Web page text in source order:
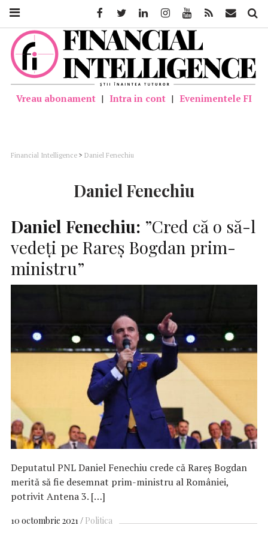
Vreau abonament | Intra in cont | Evenimentele FI
Financial Intelligence > Daniel Fenechiu
Daniel Fenechiu
Daniel Fenechiu: ”Cred că o să-l
vedeți pe Rareș Bogdan prim-
ministru”
Deputatul PNL Daniel Fenechiu crede că Rareș Bogdan
merită să fie desemnat prim-ministru al României,
potrivit Antena 3. […]
10 octombrie 2021 Politica
FacebookTwitter LinkedinInstagramYoutube Feed Mail